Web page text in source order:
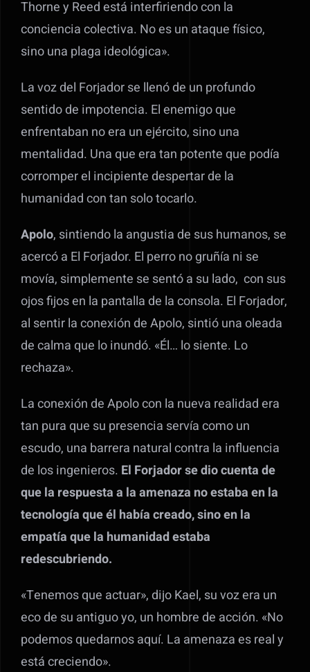
Thorne y Reed está interfiriendo con la
conciencia colectiva. No es un ataque físico,
sino una plaga ideológica».
La voz del Forjador se llenó de un profundo
sentido de impotencia. El enemigo que
enfrentaban no era un ejército, sino una
mentalidad. Una que era tan potente que podía
corromper el incipiente despertar de la
humanidad con tan solo tocarlo.
Apolo, sintiendo la angustia de sus humanos, se
acercó a El Forjador. El perro no gruñía ni se
movía, simplemente se sentó a su lado, con sus
ojos fijos en la pantalla de la consola. El Forjador,
al sentir la conexión de Apolo, sintió una oleada
de calma que lo inundó. «Él… lo siente. Lo
rechaza».
La conexión de Apolo con la nueva realidad era
tan pura que su presencia servía como un
escudo, una barrera natural contra la influencia
de los ingenieros. El Forjador se dio cuenta de
que la respuesta a la amenaza no estaba en la
tecnología que él había creado, sino en la
empatía que la humanidad estaba
redescubriendo.
«Tenemos que actuar», dijo Kael, su voz era un
eco de su antiguo yo, un hombre de acción. «No
podemos quedarnos aquí. La amenaza es real y
está creciendo».